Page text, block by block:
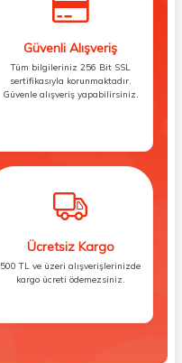
Güvenli Alışveriş
Tüm bilgileriniz 256 Bit SSL
sertifikasıyla korunmaktadır.
Güvenle alışveriş yapabilirsiniz.
Ücretsiz Kargo
500 TL ve üzeri alışverişlerinizde
kargo ücreti ödemezsiniz.